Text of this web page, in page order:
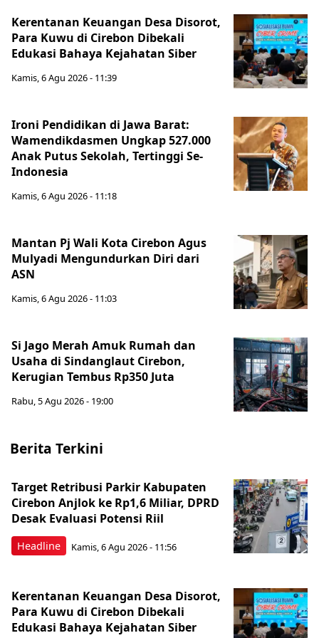
Kerentanan Keuangan Desa Disorot,
Para Kuwu di Cirebon Dibekali
Edukasi Bahaya Kejahatan Siber
Kamis, 6 Agu 2026 - 11:39
Ironi Pendidikan di Jawa Barat:
Wamendikdasmen Ungkap 527.000
Anak Putus Sekolah, Tertinggi Se-
Indonesia
Kamis, 6 Agu 2026 - 11:18
Mantan Pj Wali Kota Cirebon Agus
Mulyadi Mengundurkan Diri dari
ASN
Kamis, 6 Agu 2026 - 11:03
Si Jago Merah Amuk Rumah dan
Usaha di Sindanglaut Cirebon,
Kerugian Tembus Rp350 Juta
Rabu, 5 Agu 2026 - 19:00
Berita Terkini
Headline
Target Retribusi Parkir Kabupaten
Cirebon Anjlok ke Rp1,6 Miliar, DPRD
Desak Evaluasi Potensi Riil
Kamis, 6 Agu 2026 - 11:56
Kerentanan Keuangan Desa Disorot,
Para Kuwu di Cirebon Dibekali
Edukasi Bahaya Kejahatan Siber